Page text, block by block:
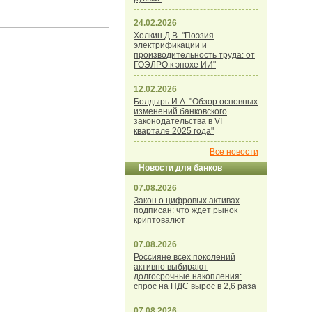
24.02.2026
Холкин Д.В. "Поэзия
электрификации и
производительность труда: от
ГОЭЛРО к эпохе ИИ"
12.02.2026
Болдырь И.А. "Обзор основных
изменений банковского
законодательства в VI
квартале 2025 года"
Все новости
Новости для банков
07.08.2026
Закон о цифровых активах
подписан: что ждет рынок
криптовалют
07.08.2026
Россияне всех поколений
активно выбирают
долгосрочные накопления:
спрос на ПДС вырос в 2,6 раза